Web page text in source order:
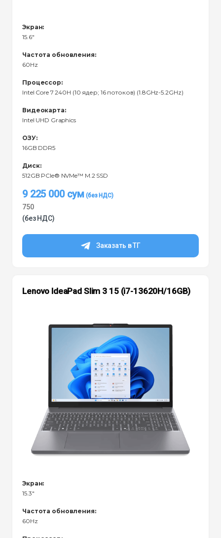
Экран:
15.6"
Частота обновления:
60Hz
Процессор:
Intel Core 7 240H (10 ядер; 16 потоков) (1.8GHz-5.2GHz)
Видеокарта:
Intel UHD Graphics
ОЗУ:
16GB DDR5
Диск:
512GB PCIe® NVMe™ M.2 SSD
9 225 000 сум
750
(без НДС)
Заказать в ТГ
Lenovo IdeaPad Slim 3 15 (i7-13620H/16GB)
Экран:
15.3"
Частота обновления:
60Hz